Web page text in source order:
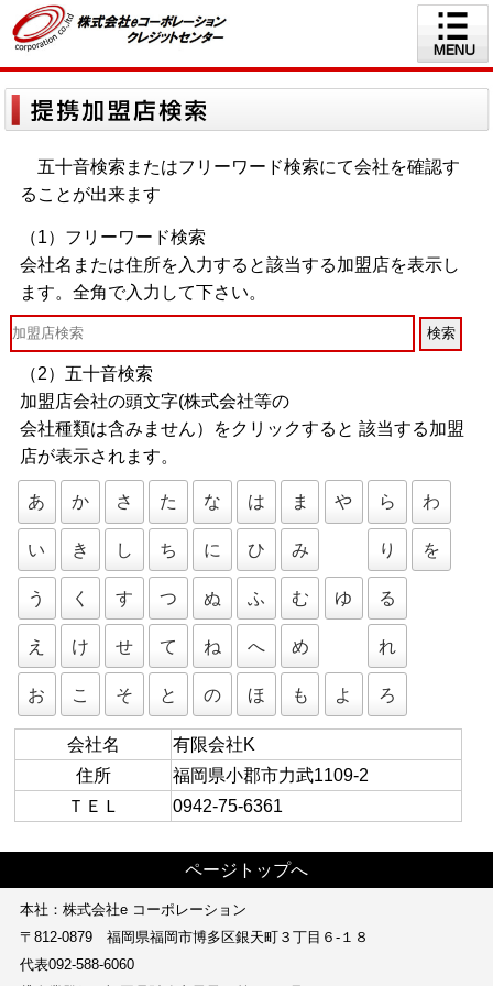
五十音検索またはフリーワード検索にて会社を確認す
ることが出来ます
（1）フリーワード検索
会社名または住所を入力すると該当する加盟店を表示し
ます。全角で入力して下さい。
（2）五十音検索
加盟店会社の頭文字(株式会社等の
会社種類は含みません）をクリックすると 該当する加盟
店が表示されます。
あ か さ た な は ま や ら わ
い き し ち に ひ み り を
う く す つ ぬ ふ む ゆ る
え け せ て ね へ め れ
お こ そ と の ほ も よ ろ
会社名
有限会社K
住所
福岡県小郡市力武1109-2
ＴＥＬ
0942-75-6361
ページトップへ
本社：株式会社e コーポレーション
〒812-0879 福岡県福岡市博多区銀天町３丁目６‐１８
代表092-588-6060